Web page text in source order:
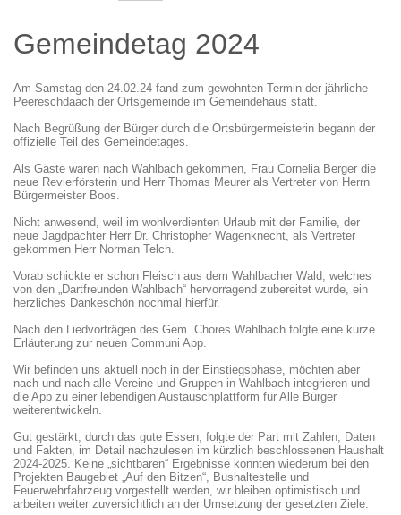
Gemeindetag 2024
Am Samstag den 24.02.24 fand zum gewohnten Termin der jährliche
Peereschdaach der Ortsgemeinde im Gemeindehaus statt.
Nach Begrüßung der Bürger durch die Ortsbürgermeisterin begann der
offizielle Teil des Gemeindetages.
Als Gäste waren nach Wahlbach gekommen, Frau Cornelia Berger die
neue Revierförsterin und Herr Thomas Meurer als Vertreter von Herrn
Bürgermeister Boos.
Nicht anwesend, weil im wohlverdienten Urlaub mit der Familie, der
neue Jagdpächter Herr Dr. Christopher Wagenknecht, als Vertreter
gekommen Herr Norman Telch.
Vorab schickte er schon Fleisch aus dem Wahlbacher Wald, welches
von den „Dartfreunden Wahlbach“ hervorragend zubereitet wurde, ein
herzliches Dankeschön nochmal hierfür.
Nach den Liedvorträgen des Gem. Chores Wahlbach folgte eine kurze
Erläuterung zur neuen Communi App.
Wir befinden uns aktuell noch in der Einstiegsphase, möchten aber
nach und nach alle Vereine und Gruppen in Wahlbach integrieren und
die App zu einer lebendigen Austauschplattform für Alle Bürger
weiterentwickeln.
Gut gestärkt, durch das gute Essen, folgte der Part mit Zahlen, Daten
und Fakten, im Detail nachzulesen im kürzlich beschlossenen Haushalt
2024-2025. Keine „sichtbaren“ Ergebnisse konnten wiederum bei den
Projekten Baugebiet „Auf den Bitzen“, Bushaltestelle und
Feuerwehrfahrzeug vorgestellt werden, wir bleiben optimistisch und
arbeiten weiter zuversichtlich an der Umsetzung der gesetzten Ziele.